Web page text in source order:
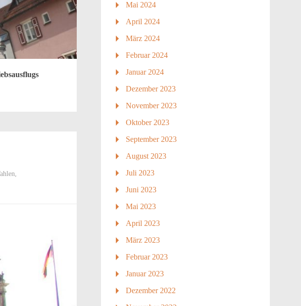
Mai 2024
April 2024
März 2024
Februar 2024
Januar 2024
Dezember 2023
November 2023
Oktober 2023
September 2023
August 2023
Juli 2023
Juni 2023
Mai 2023
April 2023
März 2023
Februar 2023
Januar 2023
Dezember 2022